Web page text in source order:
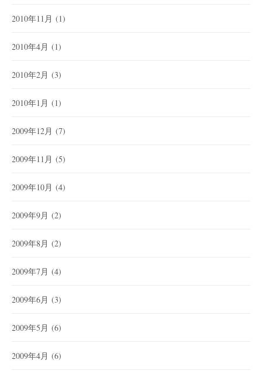
2010年11月 (1)
2010年4月 (1)
2010年2月 (3)
2010年1月 (1)
2009年12月 (7)
2009年11月 (5)
2009年10月 (4)
2009年9月 (2)
2009年8月 (2)
2009年7月 (4)
2009年6月 (3)
2009年5月 (6)
2009年4月 (6)